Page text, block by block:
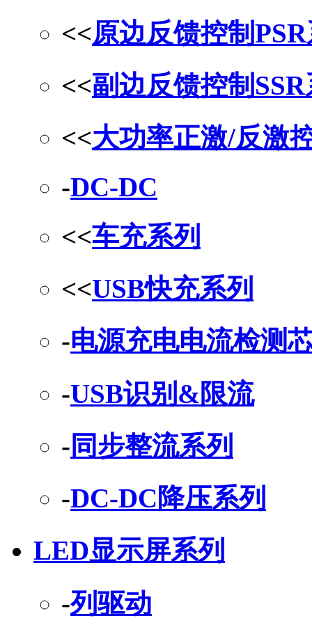
<<原边反馈控制
<<副边反馈控制
<<大功率正激/反激
-DC-DC
<<车充系列
<<USB快充系列
-电源充电电流检测
-USB识别&限流
- 同步整流系列
-DC-DC降压系列
LED显示屏系列
-列驱动